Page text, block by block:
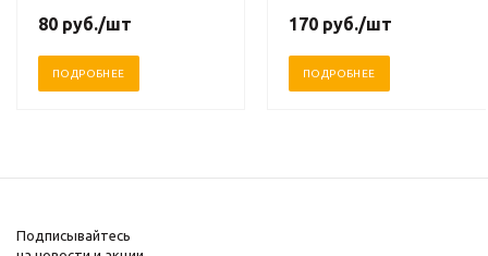
80 руб./шт
ПОДРОБНЕЕ
170 руб./шт
ПОДРОБНЕЕ
Подписывайтесь